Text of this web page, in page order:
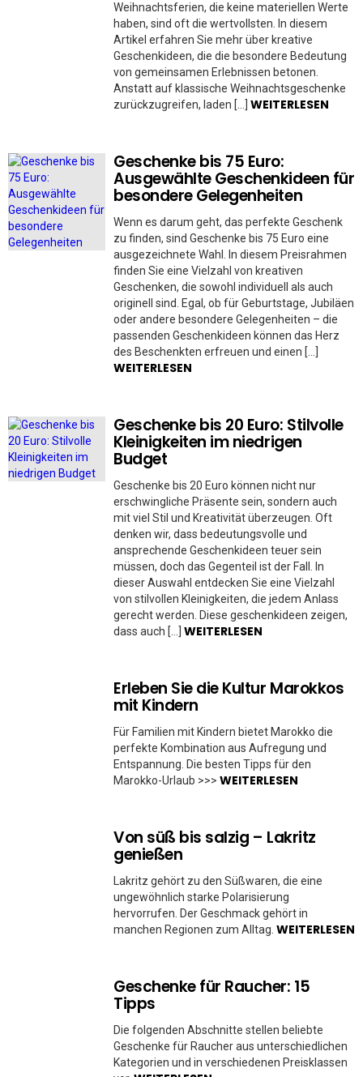
Weihnachtsferien, die keine materiellen Werte
haben, sind oft die wertvollsten. In diesem
Artikel erfahren Sie mehr über kreative
Geschenkideen, die die besondere Bedeutung
von gemeinsamen Erlebnissen betonen.
Anstatt auf klassische Weihnachtsgeschenke
zurückzugreifen, laden […] WEITERLESEN
Geschenke bis 75 Euro:
Ausgewählte Geschenkideen für
besondere Gelegenheiten
Wenn es darum geht, das perfekte Geschenk
zu finden, sind Geschenke bis 75 Euro eine
ausgezeichnete Wahl. In diesem Preisrahmen
finden Sie eine Vielzahl von kreativen
Geschenken, die sowohl individuell als auch
originell sind. Egal, ob für Geburtstage, Jubiläen
oder andere besondere Gelegenheiten – die
passenden Geschenkideen können das Herz
des Beschenkten erfreuen und einen […]
WEITERLESEN
Geschenke bis 20 Euro: Stilvolle
Kleinigkeiten im niedrigen
Budget
Geschenke bis 20 Euro können nicht nur
erschwingliche Präsente sein, sondern auch
mit viel Stil und Kreativität überzeugen. Oft
denken wir, dass bedeutungsvolle und
ansprechende Geschenkideen teuer sein
müssen, doch das Gegenteil ist der Fall. In
dieser Auswahl entdecken Sie eine Vielzahl
von stilvollen Kleinigkeiten, die jedem Anlass
gerecht werden. Diese geschenkideen zeigen,
dass auch […] WEITERLESEN
Erleben Sie die Kultur Marokkos
mit Kindern
Für Familien mit Kindern bietet Marokko die
perfekte Kombination aus Aufregung und
Entspannung. Die besten Tipps für den
Marokko-Urlaub >>> WEITERLESEN
Von süß bis salzig – Lakritz
genießen
Lakritz gehört zu den Süßwaren, die eine
ungewöhnlich starke Polarisierung
hervorrufen. Der Geschmack gehört in
manchen Regionen zum Alltag. WEITERLESEN
Geschenke für Raucher: 15
Tipps
Die folgenden Abschnitte stellen beliebte
Geschenke für Raucher aus unterschiedlichen
Kategorien und in verschiedenen Preisklassen